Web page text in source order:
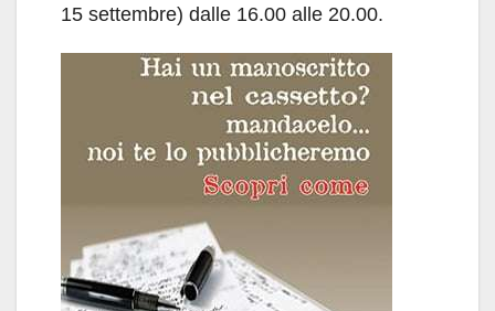
15 settembre) dalle 16.00 alle 20.00.